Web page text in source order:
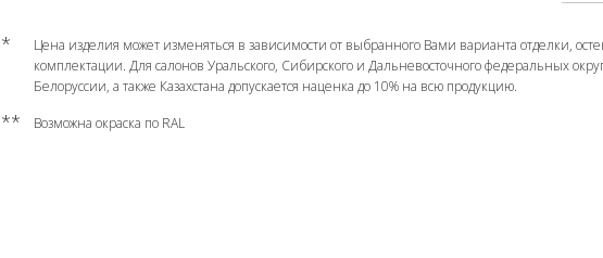
*
Цена изделия может изменяться в зависимости от выбранного Вами варианта отделки,
комплектации. Для салонов Уральского, Сибирского и Дальневосточного федеральных
Белоруссии, а также Казахстана допускается наценка до 10% на всю продукцию.
** Возможна окраска по RAL